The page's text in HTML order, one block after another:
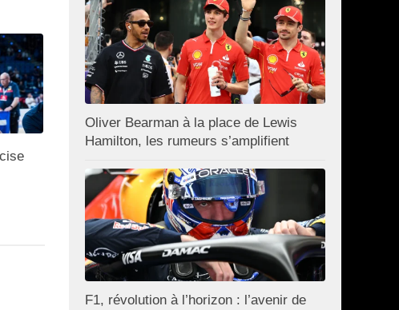
Oliver Bearman à la place de Lewis
Hamilton, les rumeurs s’amplifient
F1, révolution à l’horizon : l’avenir de